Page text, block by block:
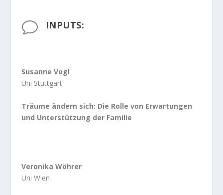
v INPUTS:
Susanne Vogl
Uni Stuttgart
Träume ändern sich: Die Rolle von Erwartungen
und Unterstützung der Familie
Veronika Wöhrer
Uni Wien